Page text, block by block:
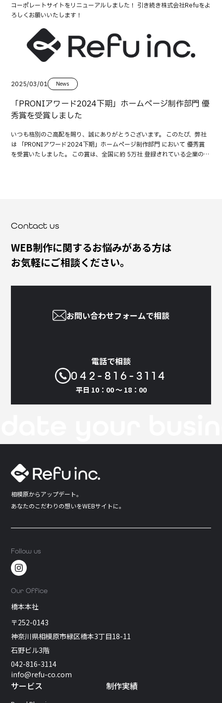
コーポレートサイトをリニューアルしました！ 引き続き株式会社Refuをよ
ろしくお願いいたします！
2025/03/01 News
「PRONIアワード2024下期」ホームページ制作部門 優
秀賞を受賞しました
いつも格別のご高配を賜り、誠にありがとうございます。 このたび、弊社
は 「PRONIアワード2024下期」ホームページ制作部門 において 優秀賞
を受賞いたしました。 この賞は、全国に約 5万社 登録されている企業の中
た企業を年2回表彰する制度です。 全国の5万社以上の中から選ばれること
らも"信頼をかたちに" 今回の受賞は、日々ご依頼くださるお客様、そして
共に挑戦を続けるパートナーの皆さまのご支援の賜物です。 私たちはこの
評価に甘んじることなく、常にお客様の課題と真摯に向き合い、成果につ
Contact us
WEB制作に関するお悩みがある方は
お気軽にご相談ください。
お問い合わせフォームで相談
電話で相談
042-816-3114
平日 10：00 〜 18：00
相模原からアップデート。
あなたのこだわりの想いをWEBサイトに。
Follow us
Our Office
橋本本社
〒252-0143
神奈川県相模原市緑区橋本3丁目18-11
石野ビル3階
042-816-3114
info@refu-co.com
サービス 制作実績